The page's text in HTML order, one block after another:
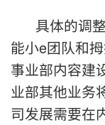
具体的调
能小e团队和
事业部内容建
业部其他业务
司发展需要在